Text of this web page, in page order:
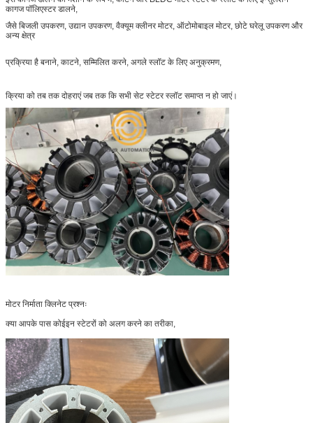
कागज पॉलिएस्टर डालने,
जैसे बिजली उपकरण, उद्यान उपकरण, वैक्यूम क्लीनर मोटर, ऑटोमोबाइल मोटर, छोटे घरेलू उपकरण और
अन्य क्षेत्र
प्रक्रिया है बनाने, काटने, सम्मिलित करने, अगले स्लॉट के लिए अनुक्रमण,
क्रिया को तब तक दोहराएं जब तक कि सभी सेट स्टेटर स्लॉट समाप्त न हो जाएं।
मोटर निर्माता क्लिनेट प्रश्नः
क्या आपके पास कोईइन स्टेटरों को अलग करने का तरीका,